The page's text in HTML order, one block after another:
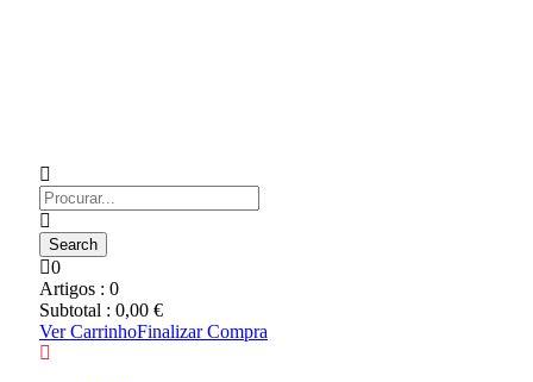
0
Artigos : 0
Subtotal : 0,00 €
Ver CarrinhoFinalizar Compra